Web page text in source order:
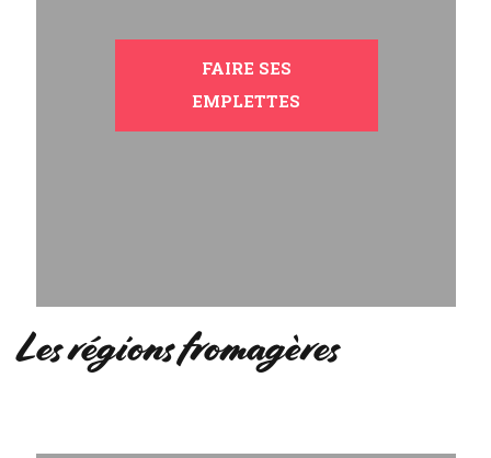
FAIRE SES
EMPLETTES
Les régions fromagères